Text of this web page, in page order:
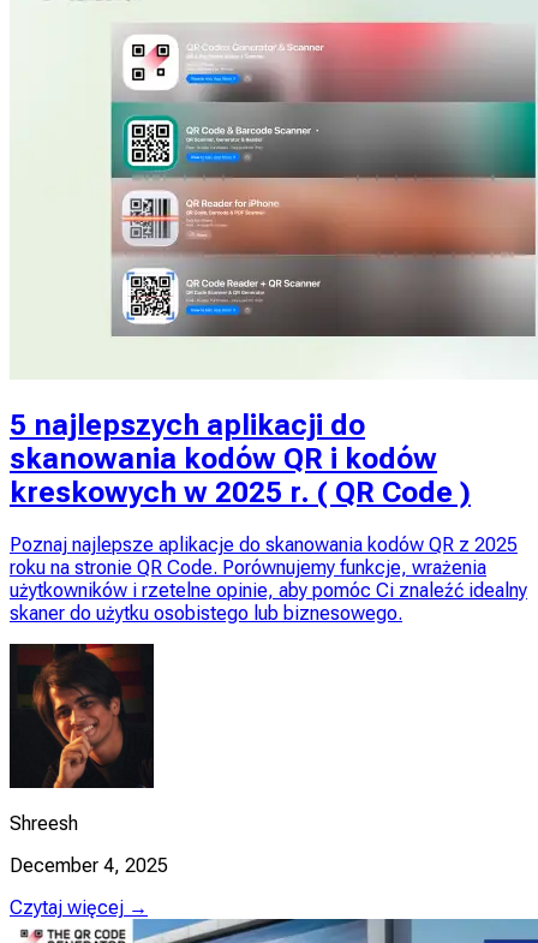
5 najlepszych aplikacji do
skanowania kodów QR i kodów
kreskowych w 2025 r. ( QR Code )
Poznaj najlepsze aplikacje do skanowania kodów QR z 2025
roku na stronie QR Code. Porównujemy funkcje, wrażenia
użytkowników i rzetelne opinie, aby pomóc Ci znaleźć idealny
skaner do użytku osobistego lub biznesowego.
Shreesh
December 4, 2025
Czytaj więcej →